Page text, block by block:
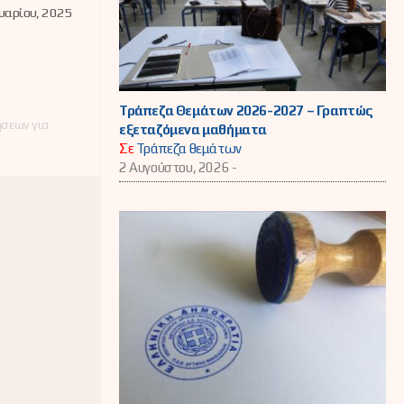
και
2025
για
Τράπεζα Θεμάτων 2026-2027 – Γραπτώς
εξεταζόμενα μαθήματα
ΣεΤράπεζα θεμάτων
2 Αυγούστου, 2026 -